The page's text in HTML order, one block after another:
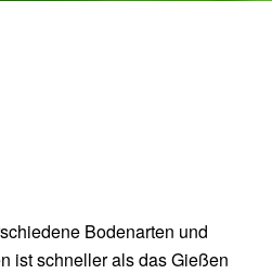
Bodenarten und
ist schneller als das Gießen